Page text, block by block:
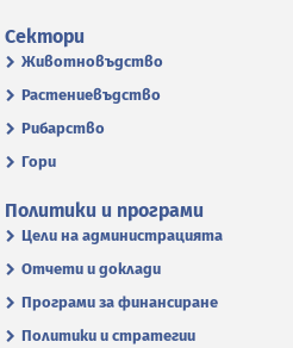
Сектори
Животновъдство
Растениевъдство
Рибарство
Гори
Политики и програми
Цели на администрацията
Отчети и доклади
Програми за финансиране
Политики и стратегии